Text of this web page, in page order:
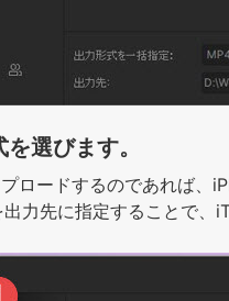
選びます。
ロードするのであれば、
力先に指定することで、